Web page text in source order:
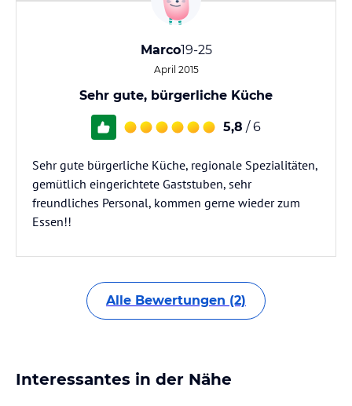
Marco19-25
April 2015
Sehr gute, bürgerliche Küche
5,8 / 6
Sehr gute bürgerliche Küche, regionale Spezialitäten,
gemütlich eingerichtete Gaststuben, sehr
freundliches Personal, kommen gerne wieder zum
Essen!!
Alle Bewertungen (2)
Interessantes in der Nähe